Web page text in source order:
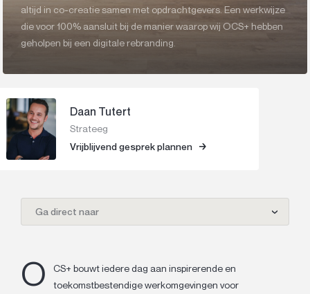
altijd in co-creatie samen met opdrachtgevers. Een werkwijze
die voor 100% aansluit bij de manier waarop wij OCS+ hebben
geholpen bij een digitale rebranding.
Daan Tutert
Strateeg
Vrijblijvend gesprek plannen
Ga direct naar
O
CS+ bouwt iedere dag aan inspirerende en
toekomstbestendige werkomgevingen voor